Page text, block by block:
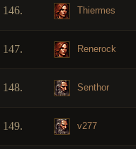
146. Thiermes
147. Renerock
148. Senthor
149. v277